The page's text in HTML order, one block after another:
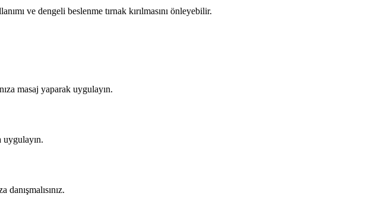
ve dengeli beslenme tırnak kırılmasını önleyebilir.
masaj yaparak uygulayın.
uygulayın.